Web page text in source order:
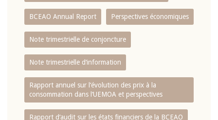
BCEAO Annual Report Perspectives économiques
Note trimestrielle de conjoncture
Note trimestrielle d‘information
Rapport annuel sur l‘évolution des prix à la
consommation dans l‘UEMOA et perspectives
Rapport d‘audit sur les états financiers de la BCEAO